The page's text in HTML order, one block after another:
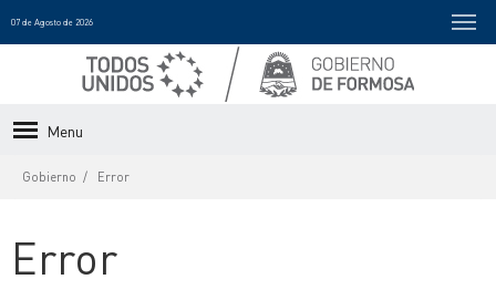
07 de Agosto de 2026
Menu
Gobierno Error
Error